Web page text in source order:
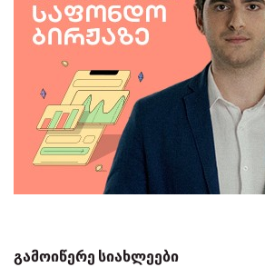
გამოიწერე სიახლეები